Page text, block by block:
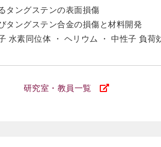
タングステンの表面損傷
タングステン合金の損傷と材料開発
水素同位体 ・ ヘリウム ・ 中性子 負荷
研究室・教員一覧